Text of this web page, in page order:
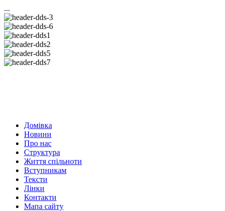
...
Домівка
Новини
Про нас
Структура
Життя спільноти
Вступникам
Тексти
Лінки
Контакти
Мапа сайту